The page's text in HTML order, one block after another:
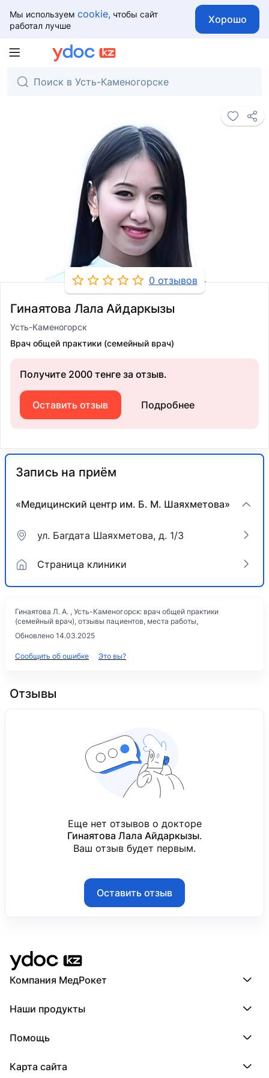
Мы используем cookie, чтобы сайт
работал лучше
Хорошо
0 отзывов
Гинаятова Лала Айдаркызы
Усть-Каменогорск
Врач общей практики (семейный врач)
Получите 2000 тенге за отзыв.
Оставить отзыв Подробнее
Запись на приём
«Медицинский центр им. Б. М. Шаяхметова»
ул. Багдата Шаяхметова, д. 1/3
Страница клиники
Гинаятова Л. А. , Усть-Каменогорск: врач общей практики
(семейный врач), отзывы пациентов, места работы,
Обновлено 14.03.2025
Сообщить об ошибке Это вы?
Отзывы
Еще нет отзывов о докторе
Гинаятова Лала Айдаркызы.
Ваш отзыв будет первым.
Оставить отзыв
Компания МедРокет
О YDoc
Наши продукты
ПроТаблетки
МедТочка
Помощь
Регистрация врача
Карта сайта